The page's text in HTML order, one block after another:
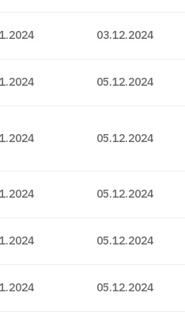
03.12.2024
05.12.2024
05.12.2024
05.12.2024
05.12.2024
05.12.2024